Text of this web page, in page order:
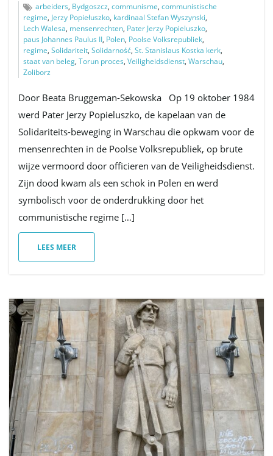
t
arbeiders, Bydgoszcz, communisme, communistische
regime, Jerzy Popiełuszko, kardinaal Stefan Wyszynski,
Lech Walesa, mensenrechten, Pater Jerzy Popieluszko,
paus Johannes Paulus II, Polen, Poolse Volksrepubliek,
regime, Solidariteit, Solidarność, St. Stanislaus Kostka kerk,
staat van beleg, Torun proces, Veiligheidsdienst, Warschau,
Zoliborz
Door Beata Bruggeman-Sekowska Op 19 oktober 1984
werd Pater Jerzy Popieluszko, de kapelaan van de
Solidariteits-beweging in Warschau die opkwam voor de
mensenrechten in de Poolse Volksrepubliek, op brute
wijze vermoord door officieren van de Veiligheidsdienst.
Zijn dood kwam als een schok in Polen en werd
symbolisch voor de onderdrukking door het
communistische regime […]
LEES MEER